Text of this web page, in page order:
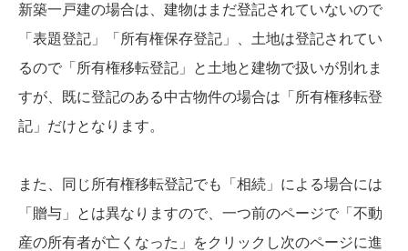
新築一戸建の場合は、建物はまだ登記されていないので
「表題登記」「所有権保存登記」、土地は登記されてい
るので「所有権移転登記」と土地と建物で扱いが別れま
すが、既に登記のある中古物件の場合は「所有権移転登
記」だけとなります。
また、同じ所有権移転登記でも「相続」による場合には
「贈与」とは異なりますので、一つ前のページで「不動
産の所有者が亡くなった」をクリックし次のページに進